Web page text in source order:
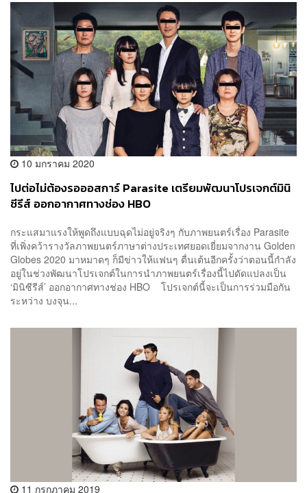
10 มกราคม 2020
ไปต่อไม่ต้องรอออสการ์ Parasite เตรียมพัฒนาโปรเจกต์มินิ
ซีรีส์ ออกอากาศทางช่อง HBO
กระแสมาแรงให้พูดถึงแบบฉุดไม่อยู่จริงๆ กับภาพยนตร์เรื่อง Parasite
ที่เพิ่งคว้ารางวัลภาพยนตร์ภาษาต่างประเทศยอดเยี่ยมจากงาน Golden
Globes 2020 มาหมาดๆ ก็มีข่าวให้แฟนๆ ตื่นเต้นอีกครั้งว่าตอนนี้กำลัง
อยู่ในช่วงพัฒนาโปรเจกต์ในการนำภาพยนตร์เรื่องนี้ไปดัดแปลงเป็น
‘มินิซีรีส์’ ออกอากาศทางช่อง HBO โปรเจกต์นี้จะเป็นการร่วมมือกัน
ระหว่าง บงจุน...
11 กรกฎาคม 2019